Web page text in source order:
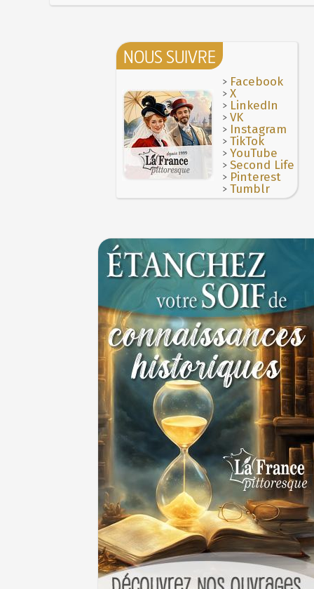
NOUS SUIVRE
> Facebook
>X
> LinkedIn
>VK
> Instagram
>TikTok
>YouTube
>Second Life
> Pinterest
>Tumblr